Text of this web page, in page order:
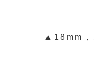
▲18mm，